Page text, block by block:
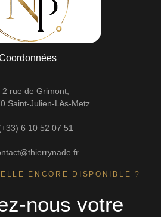
2 rue de Grimont,
Saint-Julien-Lès-Metz
6 10 52 07 51
ENCORE DISPONIBLE ?
nous votre